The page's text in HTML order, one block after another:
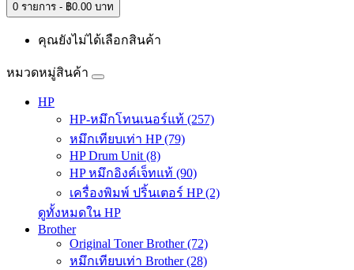
0 รายการ - ฿0.00 บาท
คุณยังไม่ได้เลือกสินค้า
หมวดหมู่สินค้า
HP
HP-หมึกโทนเนอร์แท้ (257)
หมึกเทียบเท่า HP (79)
HP Drum Unit (8)
HP หมึกอิงค์เจ็ทแท้ (90)
เครื่องพิมพ์ ปริ้นเตอร์ HP (2)
ดูทั้งหมดใน HP
Brother
Original Toner Brother (72)
หมึกเทียบเท่า Brother (28)